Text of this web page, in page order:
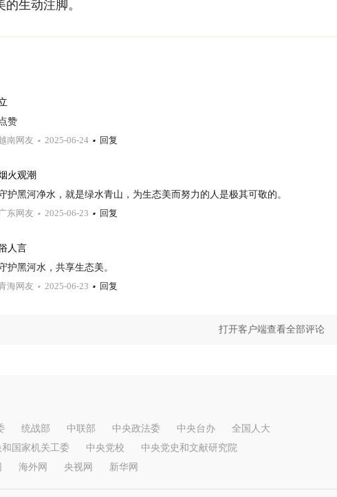
的生动注脚。
赞
南网友
2025-06-24 回复
火观潮
护黑河净水，就是绿水青山，为生态美而努力的人是极其可敬的。
东网友
2025-06-23 回复
人言
护黑河水，共享生态美。
海网友
2025-06-23 回复
打开客户端查看全部评论
统战部 中联部 中央政法委 中央台办
全国人大
和国家机关工委 中央党校
中央党史和文献研究院
海外网 央视网 新华网